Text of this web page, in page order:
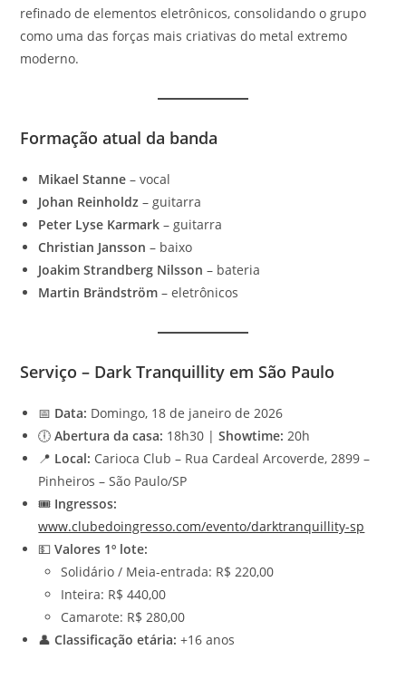
refinado de elementos eletrônicos, consolidando o grupo
como uma das forças mais criativas do metal extremo
moderno.
Formação atual da banda
Mikael Stanne – vocal
Johan Reinholdz – guitarra
Peter Lyse Karmark – guitarra
Christian Jansson – baixo
Joakim Strandberg Nilsson – bateria
Martin Brändström – eletrônicos
Serviço – Dark Tranquillity em São Paulo
📅 Data: Domingo, 18 de janeiro de 2026
🕕Abertura da casa: 18h30 |Showtime: 20h
📍 Local: Carioca Club – Rua Cardeal Arcoverde, 2899 –
Pinheiros – São Paulo/SP
🎟️ Ingressos:
www.clubedoingresso.com/evento/darktranquillity-sp
💵Valores 1º lote:
Solidário / Meia-entrada: R$ 220,00
Inteira: R$ 440,00
Camarote: R$ 280,00
👤Classificação etária: +16 anos